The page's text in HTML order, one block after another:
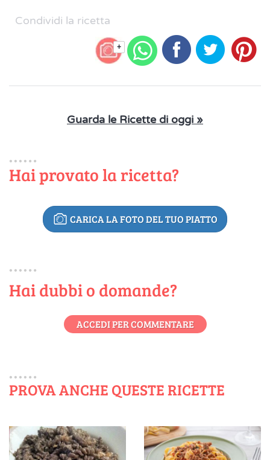
Condividi la ricetta
+
Guarda le Ricette di oggi »
Hai provato la ricetta?
CARICA LA FOTO DEL TUO PIATTO
Hai dubbi o domande?
ACCEDI PER COMMENTARE
PROVA ANCHE QUESTE RICETTE